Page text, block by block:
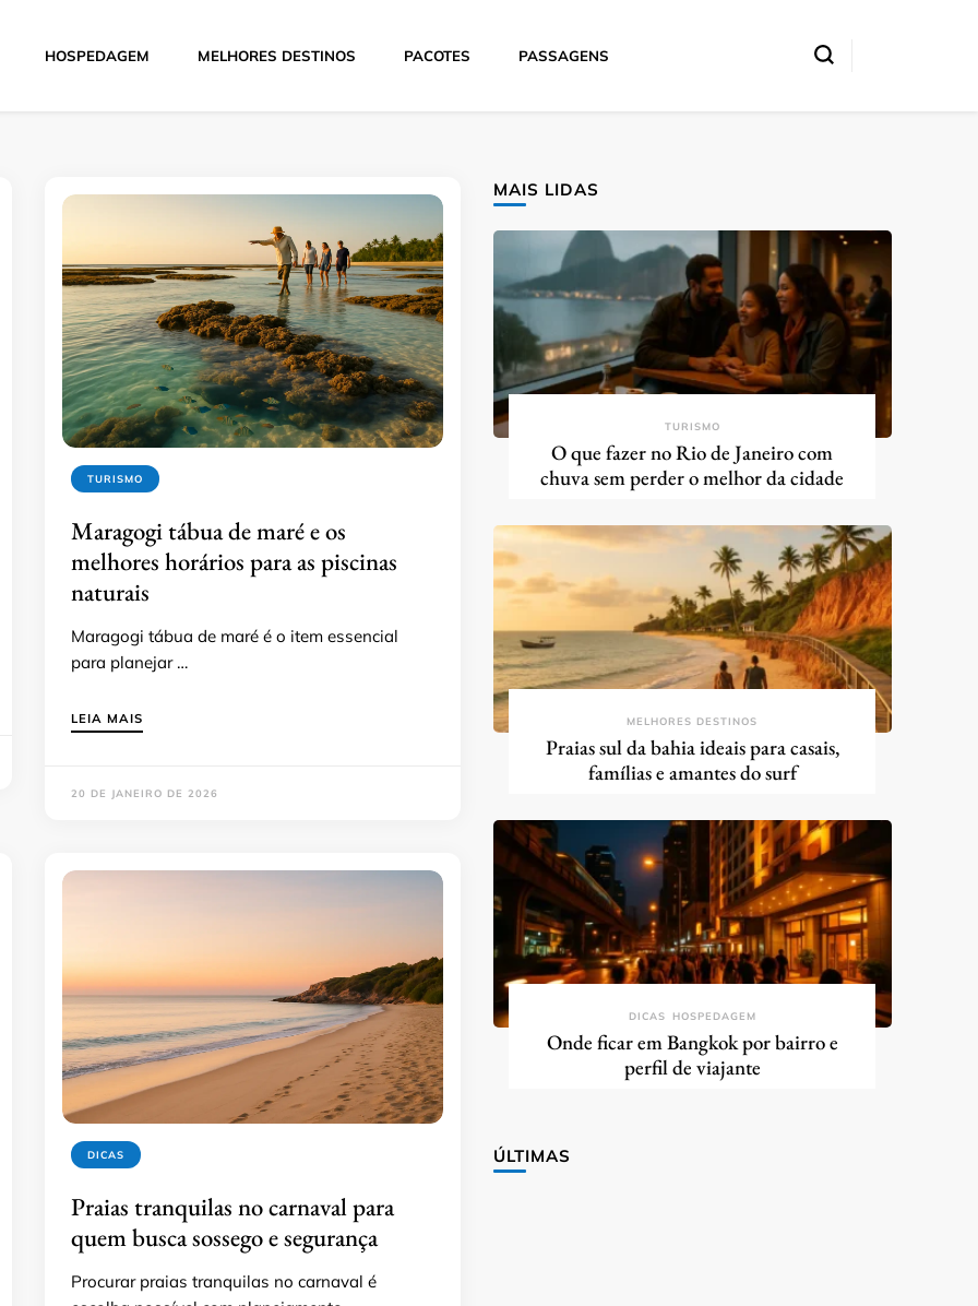
HOSPEDAGEM MELHORES DESTINOS PACOTES PASSAGENS
TURISMO
Maragogi tábua de maré e os
melhores horários para as piscinas
naturais
Maragogi tábua de maré é o item essencial
para planejar …
LEIA MAIS
20 DE JANEIRO DE 2026
DICAS
Praias tranquilas no carnaval para
quem busca sossego e segurança
Procurar praias tranquilas no carnaval é
MAIS LIDAS
TURISMO
O que fazer no Rio de Janeiro com
chuva sem perder o melhor da cidade
MELHORES DESTINOS
Praias sul da bahia ideais para casais,
famílias e amantes do surf
DICAS HOSPEDAGEM
Onde ficar em Bangkok por bairro e
perfil de viajante
ÚLTIMAS